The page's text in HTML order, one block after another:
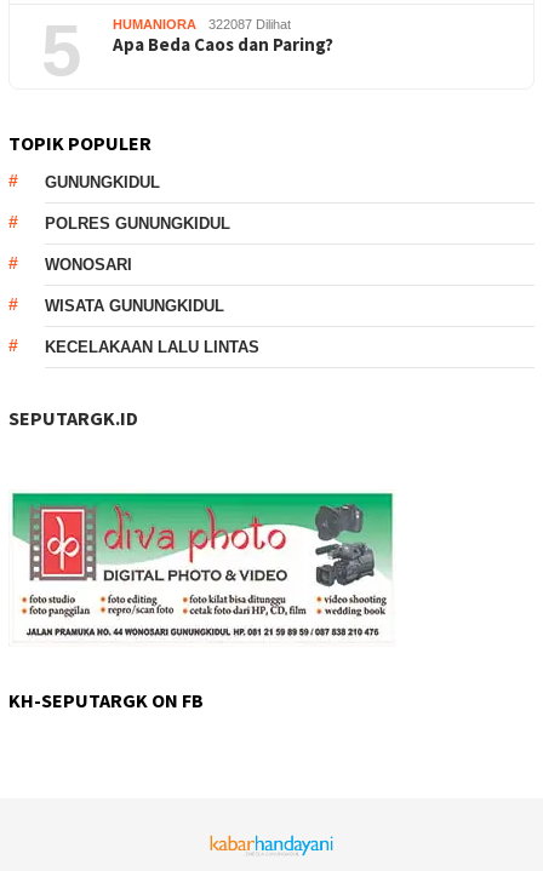
5 HUMANIORA 322087 Dilihat
Apa Beda Caos dan Paring?
TOPIK POPULER
GUNUNGKIDUL
POLRES GUNUNGKIDUL
WONOSARI
WISATA GUNUNGKIDUL
KECELAKAAN LALU LINTAS
SEPUTARGK.ID
KH-SEPUTARGK ON FB